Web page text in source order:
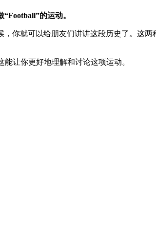
的运动。
你就可以给朋友们讲讲这段历史了。这
让你更好地理解和讨论这项运动。